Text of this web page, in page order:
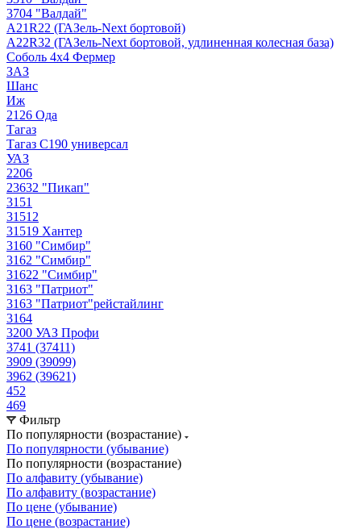
3704 "Валдай"
A21R22 (ГАЗель-Next бортовой)
A22R32 (ГАЗель-Next бортовой, удлиненная колесная база)
Соболь 4х4 Фермер
ЗАЗ
Шанс
Иж
2126 Ода
Тагаз
Тагаз С190 универсал
УАЗ
2206
23632 "Пикап"
3151
31512
31519 Хантер
3160 "Симбир"
3162 "Симбир"
31622 "Симбир"
3163 "Патриот"
3163 "Патриот"рейстайлинг
3164
3200 УАЗ Профи
3741 (37411)
3909 (39099)
3962 (39621)
452
469
Фильтр
По популярности (возрастание)
По популярности (убывание)
По популярности (возрастание)
По алфавиту (убывание)
По алфавиту (возрастание)
По цене (убывание)
По цене (возрастание)